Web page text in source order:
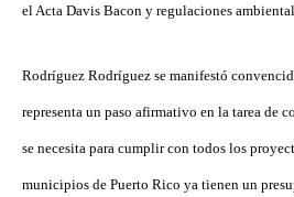
el Acta Davis Bacon y regulaciones
Rodríguez Rodríguez se manifestó
representa un paso afirmativo en la tarea de
se necesita para cumplir con todos los
municipios de Puerto Rico ya tienen un